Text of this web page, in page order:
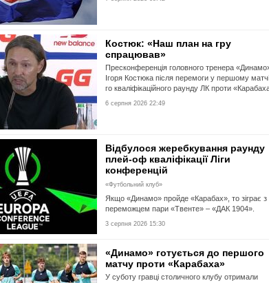
Костюк: «Наш план на гру
спрацював»
Пресконференція головного тренера
Ігоря Костюка після перемоги у першому
го кваліфікаційного раунду ЛК проти
6 серпня 2026 22:49
Відбулося жеребкування раунду
плей-оф кваліфікації Ліги
конференцій
«Футбольний клуб»
Якщо «Динамо» пройде «Карабах», то зіграє з
переможцем пари «Твенте» – «ДАК 1904».
3 серпня 2026 15:30
«Динамо» готується до першого
матчу проти «Карабаха»
У суботу гравці столичного клубу отримали